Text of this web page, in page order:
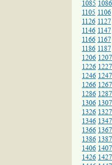
1085 1086
1105 1106
1126 1127
1146 1147
1166 1167
1186 1187
1206 1207
1226 1227
1246 1247
1266 1267
1286 1287
1306 1307
1326 1327
1346 1347
1366 1367
1386 1387
1406 1407
1426 1427